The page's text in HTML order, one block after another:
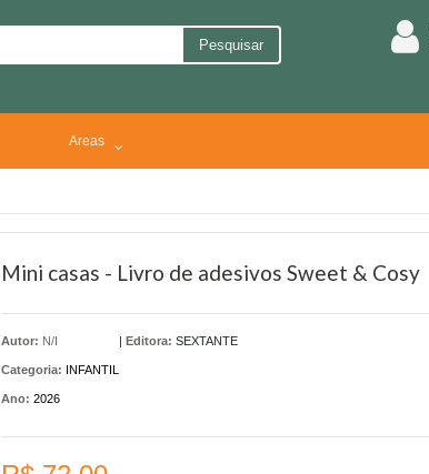
Pesquisar
Areas
Mini casas - Livro de adesivos Sweet & Cosy
Autor: N/I | Editora: SEXTANTE
Categoria: INFANTIL
Ano: 2026